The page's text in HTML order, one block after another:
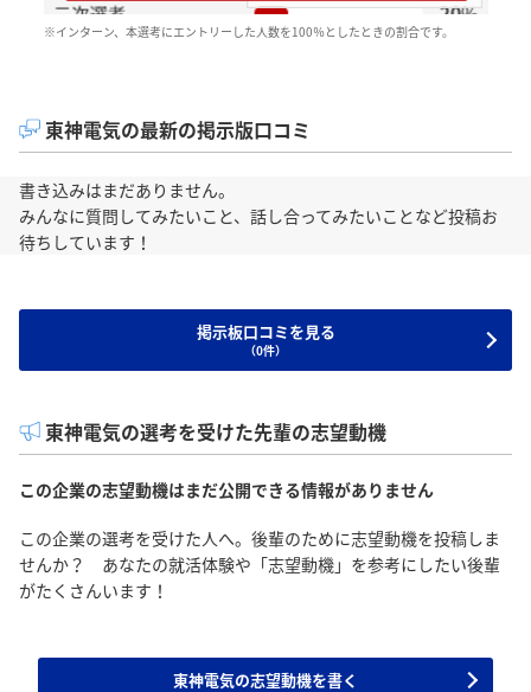
※インターン、本選考にエントリーした人数を100％としたときの割合です。
東神電気の最新の掲示版口コミ
書き込みはまだありません。
みんなに質問してみたいこと、話し合ってみたいことなど投稿お
待ちしています！
掲示板口コミを見る
（0件）
東神電気の選考を受けた先輩の志望動機
この企業の志望動機はまだ公開できる情報がありません
この企業の選考を受けた人へ。後輩のために志望動機を投稿しま
せんか？ あなたの就活体験や「志望動機」を参考にしたい後輩
がたくさんいます！
東神電気の志望動機を書く